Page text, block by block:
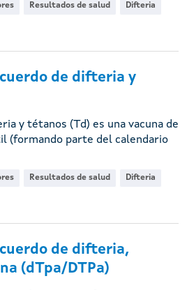
Resultados de salud Difteria
de difteria y
y tétanos (Td) es una vacuna de
(formando parte del calendario
Resultados de salud Difteria
de difteria,
(dTpa/DTPa)